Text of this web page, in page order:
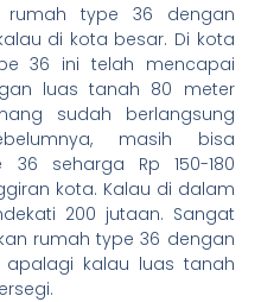
rumah type 36 dengan
di kota besar. Di kota
36 ini telah mencapai
luas tanah 80 meter
sudah berlangsung
masih bisa
seharga Rp 150-180
kota. Kalau di dalam
200 jutaan. Sangat
rumah type 36 dengan
kalau luas tanah